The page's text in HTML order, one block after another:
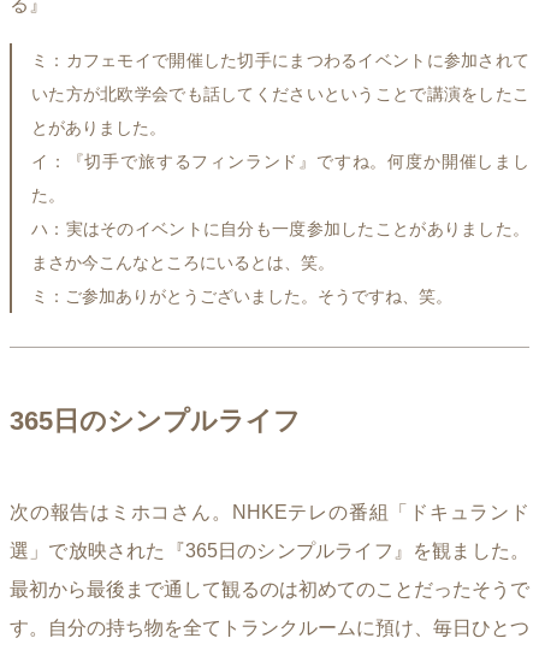
る』
ミ：カフェモイで開催した切手にまつわるイベントに参加されて
いた方が北欧学会でも話してくださいということで講演をしたこ
とがありました。
イ：『切手で旅するフィンランド』ですね。何度か開催しまし
た。
ハ：実はそのイベントに自分も一度参加したことがありました。
まさか今こんなところにいるとは、笑。
ミ：ご参加ありがとうございました。そうですね、笑。
365日のシンプルライフ
次の報告はミホコさん。NHKEテレの番組「ドキュランド
選」で放映された『365日のシンプルライフ』を観ました。
最初から最後まで通して観るのは初めてのことだったそうで
す。自分の持ち物を全てトランクルームに預け、毎日ひとつ